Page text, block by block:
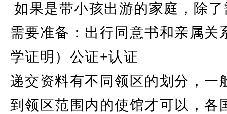
如果是带小孩出游的家庭，除
需要准备：出行同意书和亲属关
学证明）公证+认证
递交资料有不同领区的划分，一
到领区范围内的使馆才可以，各